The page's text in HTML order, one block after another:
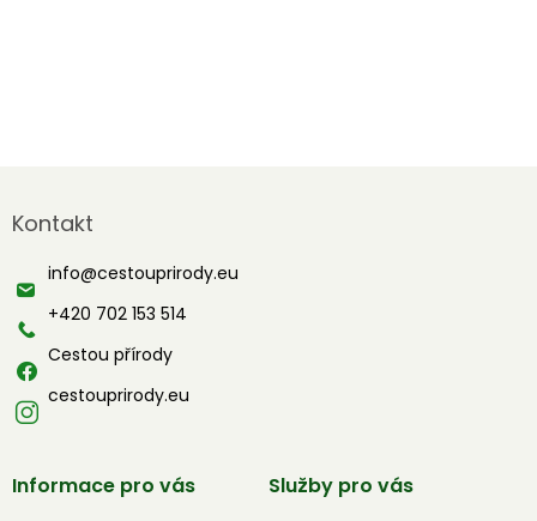
p
t
Kontakt
info@cestouprirody.eu
+420 702 153 514
Cestou přírody
cestouprirody.eu
Informace pro vás Služby pro vás